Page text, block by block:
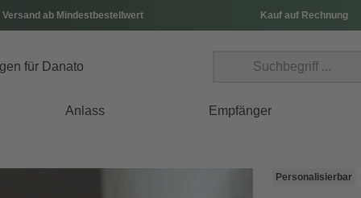
ab Mindestbestellwert Kauf auf Rechnung
Anlass Empfänger
Personalisierbar